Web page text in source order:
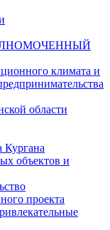
климата и
области
Кургана
объектов и
проекта